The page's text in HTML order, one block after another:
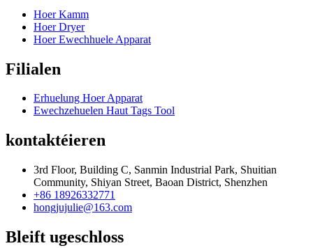
Hoer Kamm
Hoer Dryer
Hoer Ewechhuele Apparat
Filialen
Erhuelung Hoer Apparat
Ewechzehuelen Haut Tags Tool
kontaktéieren
3rd Floor, Building C, Sanmin Industrial Park, Shuitian
Community, Shiyan Street, Baoan District, Shenzhen
+86 18926332771
hongjujulie@163.com
Bleift ugeschloss